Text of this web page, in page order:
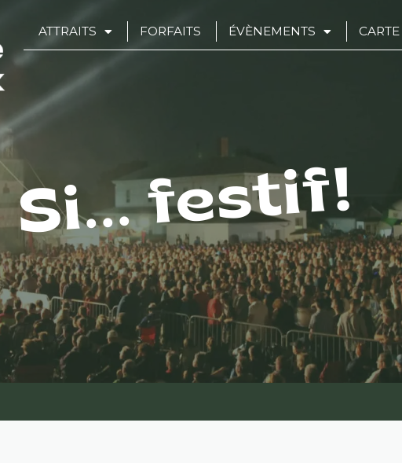
ATTRAITS FORFAITS ÉVÈNEMENTS CARTE
Si... festif!